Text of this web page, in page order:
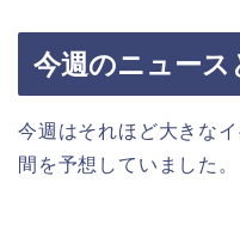
今週のニュース
今週はそれほど大きな
間を予想していました。